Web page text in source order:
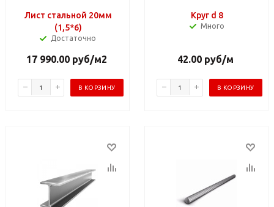
Лист стальной 20мм
(1,5*6)
Достаточно
17 990.00 руб/м2
В КОРЗИНУ
Круг d 8
Много
42.00 руб/м
В КОРЗИНУ